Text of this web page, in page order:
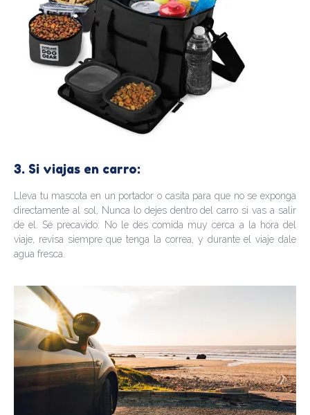
3. Si viajas en carro:
Lleva tu mascota en un portador o casita para que no se exponga
directamente al sol, Nunca lo dejes dentro del carro si vas a salir
de el. Sé precavido: No le des comida muy cerca a la hora del
viaje, revisa siempre que tenga la correa, y durante el viaje dale
agua fresca.